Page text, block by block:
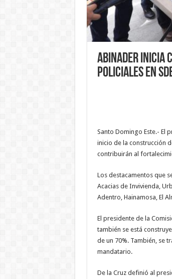
Abinader inicia
policiales en
Santo Domingo Este.- El
inicio de la construcción
contribuirán al
Los destacamentos que
Acacias de Invivienda,
Adentro, Hainamosa, El
El presidente de la
también se está
de un 70%. También, se
mandatario.
De la Cruz definió al